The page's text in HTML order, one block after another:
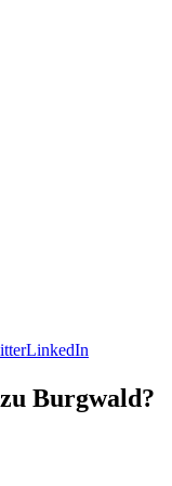
LinkedIn
Burgwald?